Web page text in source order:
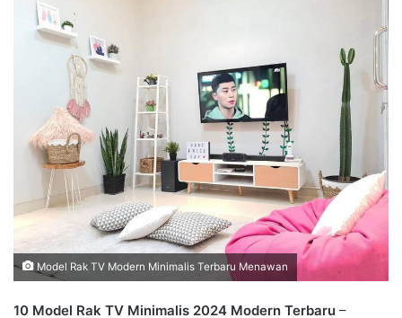
Model Rak TV Modern Minimalis Terbaru Menawan
10 Model Rak TV Minimalis 2024 Modern Terbaru –